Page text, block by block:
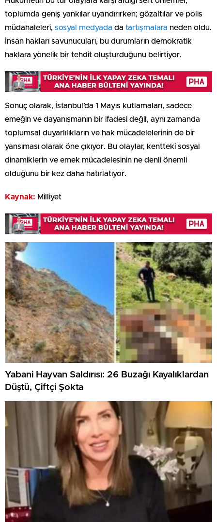
toplumda geniş yankılar uyandırırken; gözaltılar ve polis
müdahaleleri, sosyal medyada da tartışmalara neden oldu.
İnsan hakları savunucuları, bu durumların demokratik
haklara yönelik bir tehdit oluşturduğunu belirtiyor.
Sonuç olarak, İstanbul’da 1 Mayıs kutlamaları, sadece
emeğin ve dayanışmanın bir ifadesi değil, aynı zamanda
toplumsal duyarlılıkların ve hak mücadelelerinin de bir
yansıması olarak öne çıkıyor. Bu olaylar, kentteki sosyal
dinamiklerin ve emek mücadelesinin ne denli önemli
olduğunu bir kez daha hatırlatıyor.
Kaynak: Milliyet
Yabani Hayvan Saldırısı: 26 Buzağı Kayalıklardan
Düştü, Çiftçi Şokta